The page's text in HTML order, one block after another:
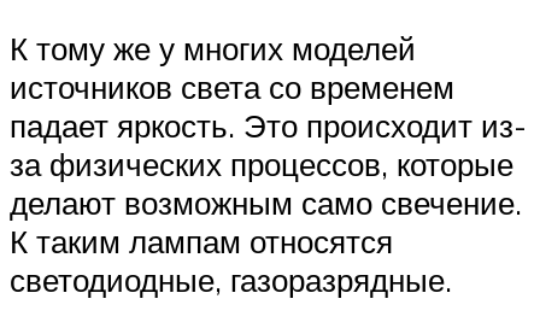
К тому же у многих моделей
источников света со временем
падает яркость. Это происходит из-
за физических процессов, которые
делают возможным само свечение.
К таким лампам относятся
светодиодные, газоразрядные.